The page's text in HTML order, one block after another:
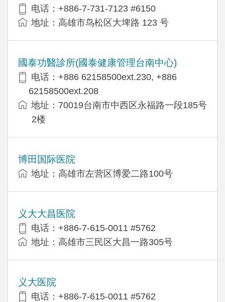
电话：+886-7-731-7123 #6150
地址：高雄市鸟松区大埤路 123 号
國泰功醫診所(國泰健康管理台南中心)
电话：+886 62158500ext.230, +886
62158500ext.208
地址：70019台南市中西区永福路一段185号
2楼
博田国际医院
地址：高雄市左营区博爱二路100号
义大大昌医院
电话：+886-7-615-0011 #5762
地址：高雄市三民区大昌一路305号
义大医院
电话：+886-7-615-0011 #5762